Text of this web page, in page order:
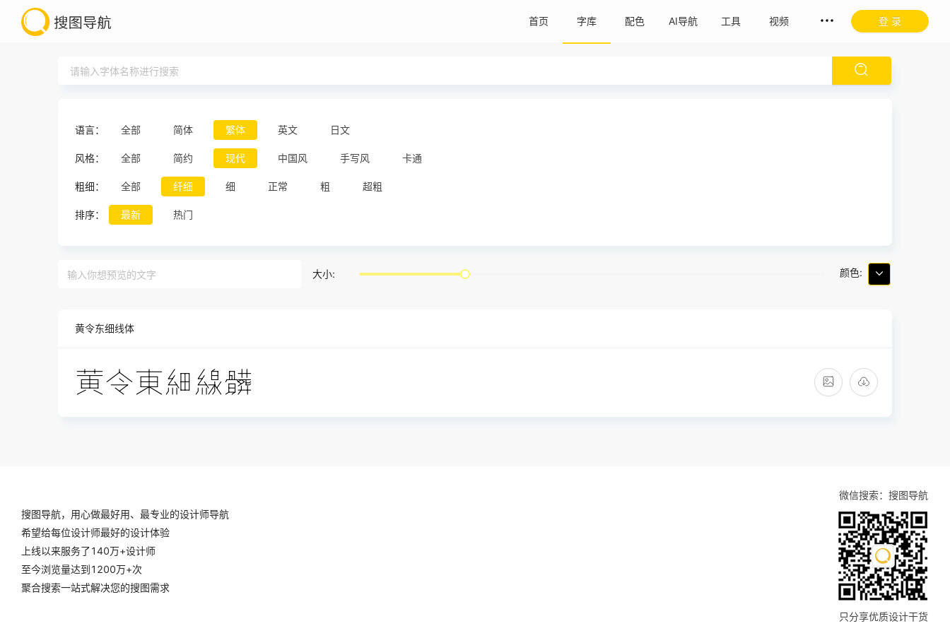
首页 字库 配色 AI导航 工具 视频 登 录
语言： 全部 简体 繁体 英文 日文
风格： 全部 简约 现代 中国风 手写风 卡通
粗细： 全部 纤细 细 正常 粗 超粗
排序： 最新 热门
大小: 颜色:
黄令东细线体
搜图导航，用心做最好用、最专业的设计师导航
希望给每位设计师最好的设计体验
上线以来服务了140万+设计师
至今浏览量达到1200万+次
聚合搜索一站式解决您的搜图需求
微信搜索：搜图导航
只分享优质设计干货